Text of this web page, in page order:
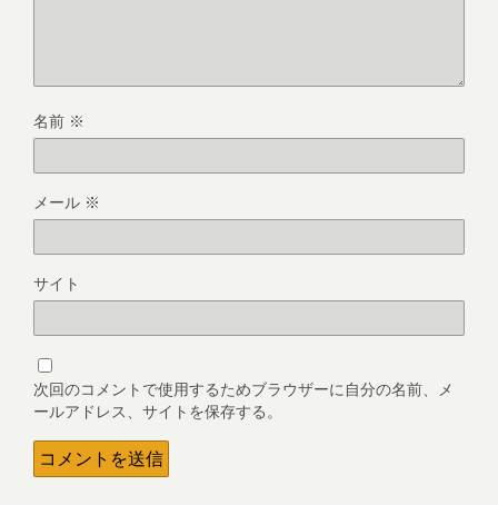
名前 ※
メール ※
サイト
次回のコメントで使用するためブラウザーに自分の名前、メ
ールアドレス、サイトを保存する。